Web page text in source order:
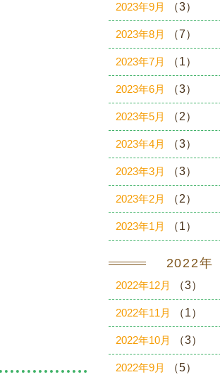
2023年9月 （3）
2023年8月 （7）
2023年7月 （1）
2023年6月 （3）
2023年5月 （2）
2023年4月 （3）
2023年3月 （3）
2023年2月 （2）
2023年1月 （1）
2022年
2022年12月 （3）
2022年11月 （1）
2022年10月 （3）
2022年9月 （5）